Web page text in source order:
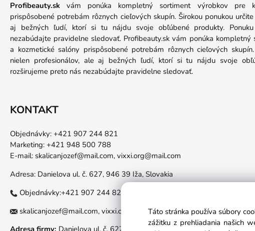
Profibeauty.sk vám ponúka kompletný sortiment výrobkov pre
prispôsobené potrebám rôznych cieľových skupín. Širokou ponukou
aj bežných ľudí, ktorí si tu nájdu svoje obľúbené produkty.
nezabúdajte pravidelne sledovať. Profibeauty.sk vám ponúka
a kozmetické salóny prispôsobené potrebám rôznych cieľových
nielen profesionálov, ale aj bežných ľudí, ktorí si tu nájdu svoje
rozširujeme preto nás nezabúdajte pravidelne sledovať.
KONTAKT
Objednávky: +421 907 244 821
Marketing: +421 948 500 788
E-mail: skalicanjozef@mail.com, vixxi.org@mail.com
Adresa: Danielova ul. č. 627, 946 39 Iža, Slovakia
Objednávky:+421 907 244 821
skalicanjozef@mail.com, vixxi.org@mail.comTáto stránka používa súbory
zážitku z prehliadania našich